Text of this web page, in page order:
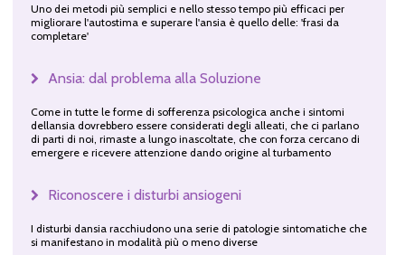
Uno dei metodi più semplici e nello stesso tempo più efficaci per
migliorare l'autostima e superare l'ansia è quello delle: 'frasi da
completare'
Ansia: dal problema alla Soluzione
Come in tutte le forme di sofferenza psicologica anche i sintomi
dellansia dovrebbero essere considerati degli alleati, che ci parlano
di parti di noi, rimaste a lungo inascoltate, che con forza cercano di
emergere e ricevere attenzione dando origine al turbamento
Riconoscere i disturbi ansiogeni
I disturbi dansia racchiudono una serie di patologie sintomatiche che
si manifestano in modalità più o meno diverse